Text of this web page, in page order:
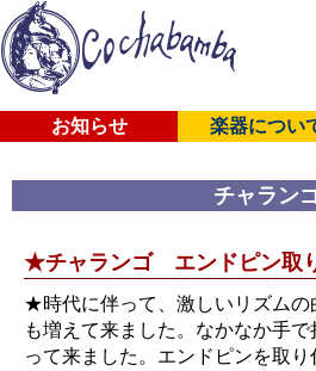
お知らせ 楽器につい
チャラン
★チャランゴ エンドピン取
★時代に伴って、激しいリズムの
も増えて来ました。なかなか手
って来ました。エンドピンを取